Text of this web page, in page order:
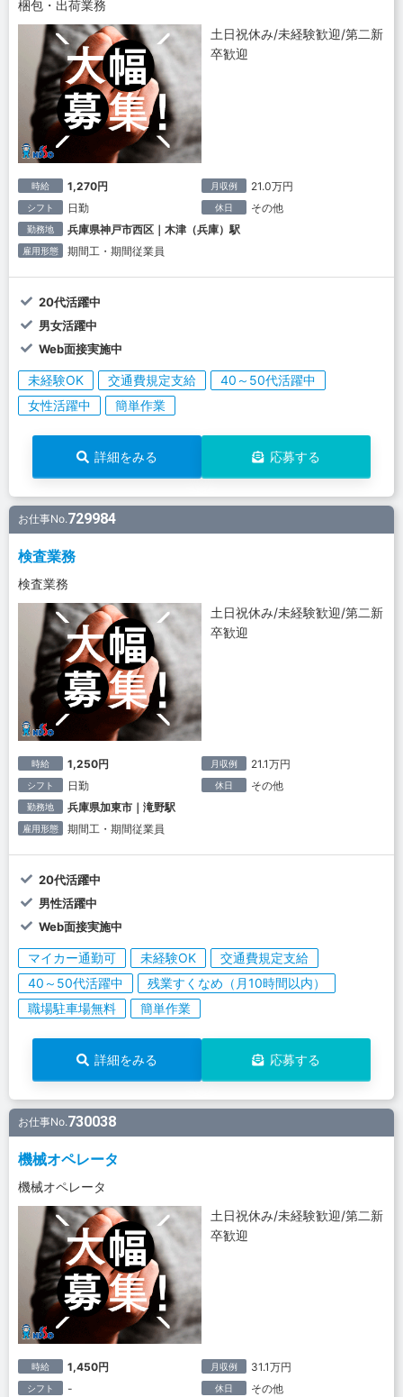
梱包・出荷業務
土日祝休み/未経験歓迎/第二新
卒歓迎
時給 1,270円 月収例 21.0万円
シフト 日勤 休日 その他
勤務地 兵庫県神戸市西区｜木津（兵庫）駅
雇用形態 期間工・期間従業員
20代活躍中
男女活躍中
Web面接実施中
未経験OK 交通費規定支給
40～50代活躍中
女性活躍中
簡単作業
詳細をみる 応募する
お仕事No.729984
検査業務
検査業務
土日祝休み/未経験歓迎/第二新
卒歓迎
時給 1,250円 月収例 21.1万円
シフト 日勤 休日 その他
勤務地 兵庫県加東市｜滝野駅
雇用形態 期間工・期間従業員
20代活躍中
男性活躍中
Web面接実施中
マイカー通勤可 未経験OK
交通費規定支給
40～50代活躍中
残業すくなめ（月10時間以内）
職場駐車場無料
簡単作業
詳細をみる 応募する
お仕事No.730038
機械オペレータ
機械オペレータ
土日祝休み/未経験歓迎/第二新
卒歓迎
時給 1,450円 月収例 31.1万円
シフト - 休日 その他